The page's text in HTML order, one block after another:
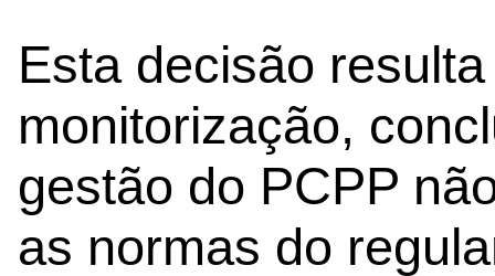
Esta decisão
monitorização,
gestão do PCPP
as normas do